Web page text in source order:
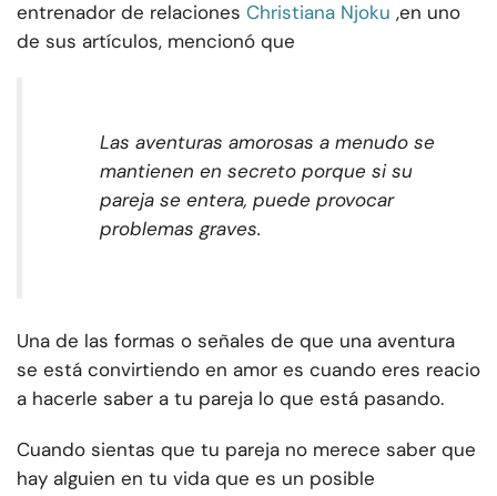
entrenador de relaciones Christiana Njoku ,en uno
de sus artículos, mencionó que
Las aventuras amorosas a menudo se
mantienen en secreto porque si su
pareja se entera, puede provocar
problemas graves.
Una de las formas o señales de que una aventura
se está convirtiendo en amor es cuando eres reacio
a hacerle saber a tu pareja lo que está pasando.
Cuando sientas que tu pareja no merece saber que
hay alguien en tu vida que es un posible